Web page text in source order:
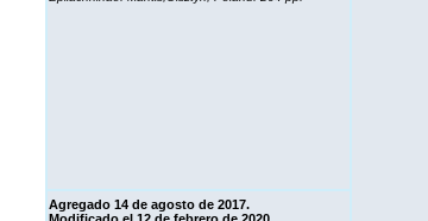
Agregado 14 de agosto de 2017.